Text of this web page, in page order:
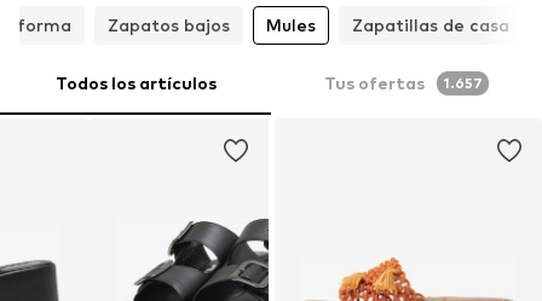
Zapatos bajos Mules Zapatillas de casa
Todos los artículos Tus ofertas 1.657